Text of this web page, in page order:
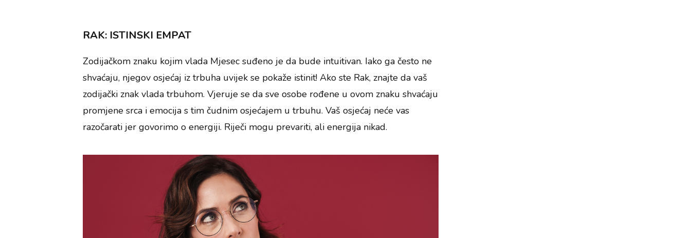
RAK: ISTINSKI EMPAT
Zodijačkom znaku kojim vlada Mjesec suđeno je da bude intuitivan. Iako ga često ne
shvaćaju, njegov osjećaj iz trbuha uvijek se pokaže istinit! Ako ste Rak, znajte da vaš
zodijački znak vlada trbuhom. Vjeruje se da sve osobe rođene u ovom znaku shvaćaju
promjene srca i emocija s tim čudnim osjećajem u trbuhu. Vaš osjećaj neće vas
razočarati jer govorimo o energiji. Riječi mogu prevariti, ali energija nikad.